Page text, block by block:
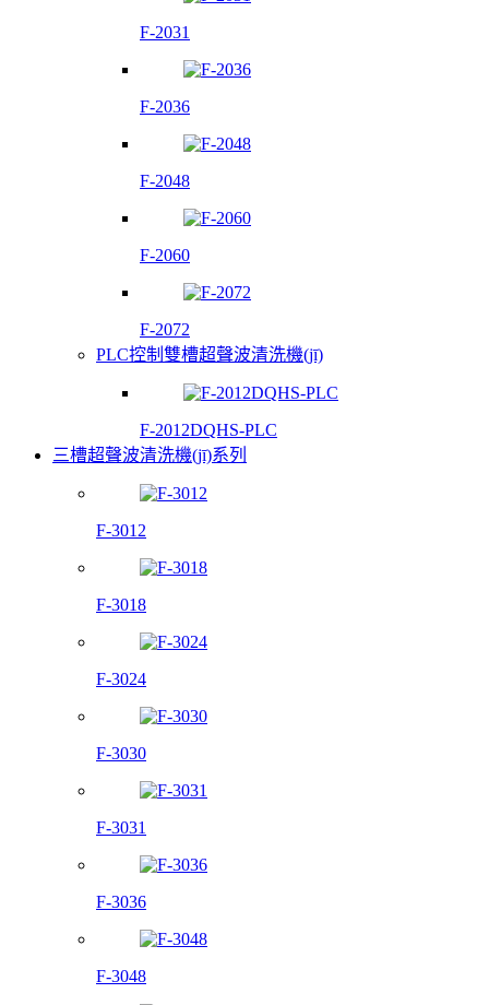
F-2031
F-2036
F-2048
F-2060
F-2072
PLC控制雙槽超聲波清洗機(jī)
F-2012DQHS-PLC
三槽超聲波清洗機(jī)系列
F-3012
F-3018
F-3024
F-3030
F-3031
F-3036
F-3048